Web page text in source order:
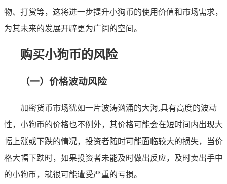
物、打赏等，这将进一步提升小狗币的使用价值和市场需求，
为其未来的发展开辟更为广阔的空间。
购买小狗币的风险
（一）价格波动风险
加密货币市场犹如一片波涛汹涌的大海,具有高度的波动
性，小狗币的价格也不例外，其价格可能会在短时间内出现大
幅上涨或下跌的情况，投资者随时可能面临较大的损失，当价
格大幅下跌时，如果投资者未能及时做出反应，及时卖出手中
的小狗币，就很可能遭受严重的亏损。